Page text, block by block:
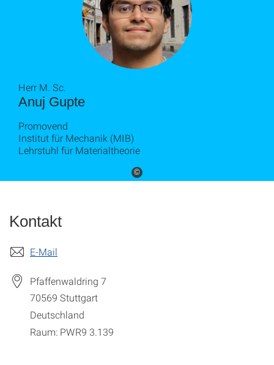
©
Anuj Gupte
Herr M. Sc.
Promovend
Institut für Mechanik (MIB)
Lehrstuhl für Materialtheorie
Kontakt
E-Mail
Pfaffenwaldring 7
70569 Stuttgart
Deutschland
Raum: PWR9 3.139